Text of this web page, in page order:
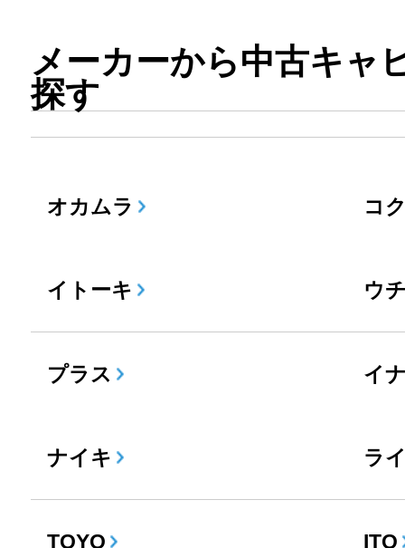
メーカーから中古キャ
探す
オカムラ コ
イトーキ ウ
プラス イ
ナイキ ラ
TOYO ITO